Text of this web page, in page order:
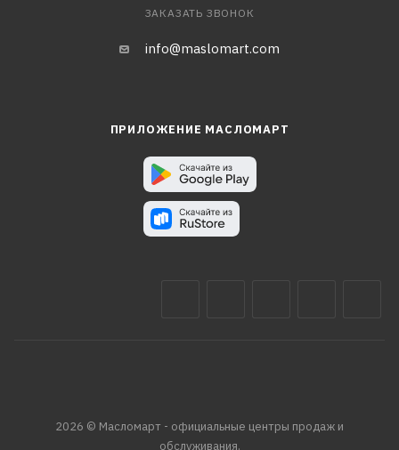
ЗАКАЗАТЬ ЗВОНОК
info@maslomart.com
ПРИЛОЖЕНИЕ МАСЛОМАРТ
2026 © Масломарт - официальные центры продаж и
обслуживания.